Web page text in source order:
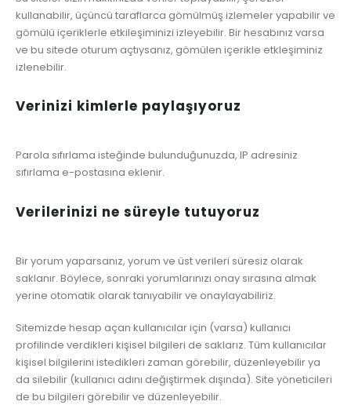
kullanabilir, üçüncü taraflarca gömülmüş izlemeler yapabilir ve
gömülü içeriklerle etkileşiminizi izleyebilir. Bir hesabınız varsa
ve bu sitede oturum açtıysanız, gömülen içerikle etkleşiminiz
izlenebilir.
Verinizi kimlerle paylaşıyoruz
Parola sıfırlama isteğinde bulunduğunuzda, IP adresiniz
sıfırlama e-postasına eklenir.
Verilerinizi ne süreyle tutuyoruz
Bir yorum yaparsanız, yorum ve üst verileri süresiz olarak
saklanır. Böylece, sonraki yorumlarınızı onay sırasına almak
yerine otomatik olarak tanıyabilir ve onaylayabiliriz.
Sitemizde hesap açan kullanıcılar için (varsa) kullanıcı
profilinde verdikleri kişisel bilgileri de saklarız. Tüm kullanıcılar
kişisel bilgilerini istedikleri zaman görebilir, düzenleyebilir ya
da silebilir (kullanıcı adını değiştirmek dışında). Site yöneticileri
de bu bilgileri görebilir ve düzenleyebilir.